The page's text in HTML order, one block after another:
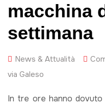
macchina
settimana
News & Attualità
via Galeso
In tre ore hanno dovuto